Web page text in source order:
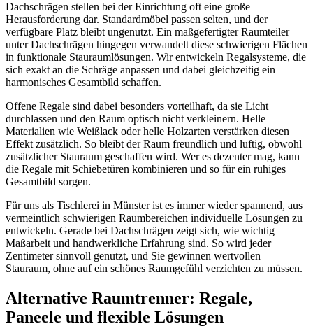
Dachschrägen stellen bei der Einrichtung oft eine große
Herausforderung dar. Standardmöbel passen selten, und der
verfügbare Platz bleibt ungenutzt. Ein maßgefertigter Raumteiler
unter Dachschrägen hingegen verwandelt diese schwierigen Flächen
in funktionale Stauraumlösungen. Wir entwickeln Regalsysteme, die
sich exakt an die Schräge anpassen und dabei gleichzeitig ein
harmonisches Gesamtbild schaffen.
Offene Regale sind dabei besonders vorteilhaft, da sie Licht
durchlassen und den Raum optisch nicht verkleinern. Helle
Materialien wie Weißlack oder helle Holzarten verstärken diesen
Effekt zusätzlich. So bleibt der Raum freundlich und luftig, obwohl
zusätzlicher Stauraum geschaffen wird. Wer es dezenter mag, kann
die Regale mit Schiebetüren kombinieren und so für ein ruhiges
Gesamtbild sorgen.
Für uns als Tischlerei in Münster ist es immer wieder spannend, aus
vermeintlich schwierigen Raumbereichen individuelle Lösungen zu
entwickeln. Gerade bei Dachschrägen zeigt sich, wie wichtig
Maßarbeit und handwerkliche Erfahrung sind. So wird jeder
Zentimeter sinnvoll genutzt, und Sie gewinnen wertvollen
Stauraum, ohne auf ein schönes Raumgefühl verzichten zu müssen.
Alternative Raumtrenner: Regale,
Paneele und flexible Lösungen